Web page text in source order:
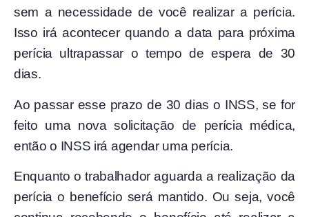
sem a necessidade de você realizar a perícia.
Isso irá acontecer quando a data para próxima
perícia ultrapassar o tempo de espera de 30
dias.
Ao passar esse prazo de 30 dias o INSS, se for
feito uma nova solicitação de perícia médica,
então o INSS irá agendar uma perícia.
Enquanto o trabalhador aguarda a realização da
perícia o benefício será mantido. Ou seja, você